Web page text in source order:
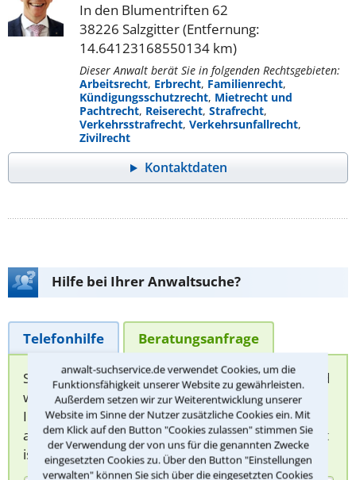
anwalt-suchservice.de verwendet Cookies, um die
Funktionsfähigkeit unserer Website zu gewährleisten.
Außerdem setzen wir zur Weiterentwicklung unserer
Website im Sinne der Nutzer zusätzliche Cookies ein. Mit
dem Klick auf den Button "Cookies zulassen" stimmen Sie
der Verwendung der von uns für die genannten Zwecke
eingesetzten Cookies zu. Über den Button "Einstellungen
verwalten" können Sie sich über die eingesetzten Cookies
In den Blumentriften 62
38226 Salzgitter (Entfernung:
14.64123168550134 km)
Dieser Anwalt berät Sie in folgenden Rechtsgebieten:
Arbeitsrecht, Erbrecht, Familienrecht,
Kündigungsschutzrecht, Mietrecht und
Pachtrecht, Reiserecht, Strafrecht,
Verkehrsstrafrecht, Verkehrsunfallrecht,
Zivilrecht
Kontaktdaten
Hilfe bei Ihrer Anwaltsuche?
Telefonhilfe Beratungsanfrage
Sie können hier Ihren Fall schildern. Anschließend
werden sich spezialisierte Rechtsanwälte bei
Ihnen melden, um das weitere Vorgehen
abzuklären. Die Rückmeldung durch einen Anwalt
ist für Sie kostenlos.